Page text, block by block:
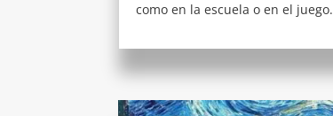
como en la escuela o en el juego.